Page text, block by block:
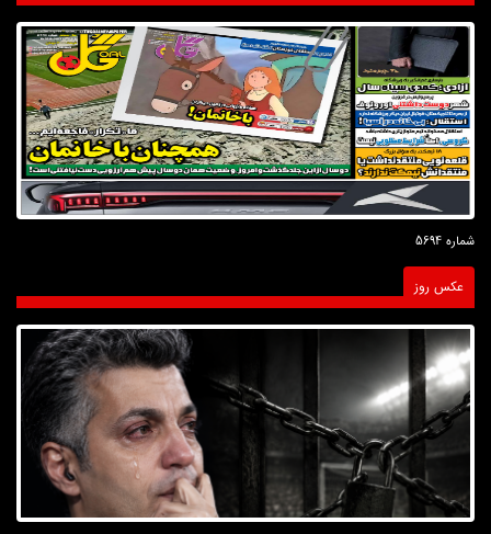
شماره 5694
عکس روز